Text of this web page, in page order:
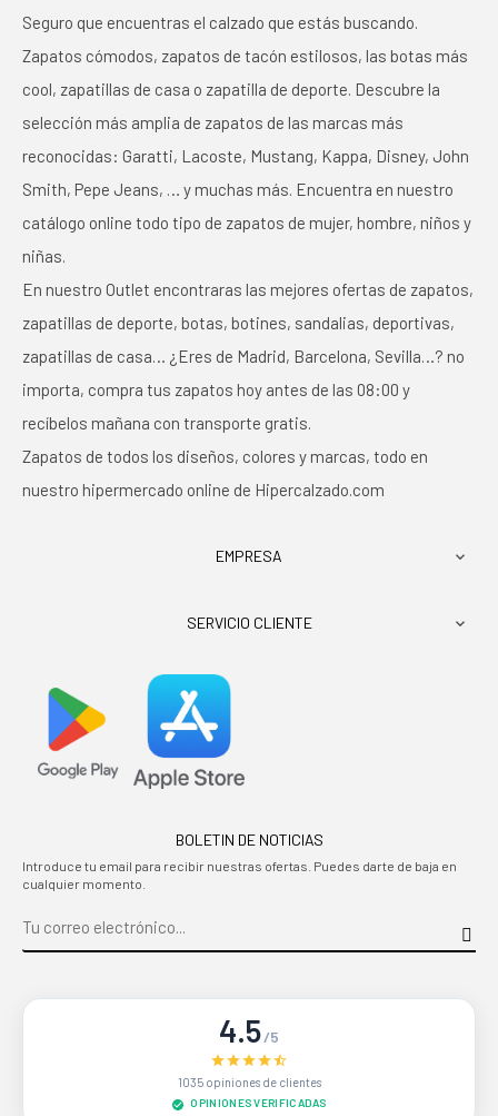
Seguro que encuentras el calzado que estás buscando.
Zapatos cómodos, zapatos de tacón estilosos, las botas más
cool, zapatillas de casa o zapatilla de deporte. Descubre la
selección más amplia de zapatos de las marcas más
reconocidas: Garatti, Lacoste, Mustang, Kappa, Disney, John
Smith, Pepe Jeans, … y muchas más. Encuentra en nuestro
catálogo online todo tipo de zapatos de mujer, hombre, niños y
niñas.
En nuestro Outlet encontraras las mejores ofertas de zapatos,
zapatillas de deporte, botas, botines, sandalias, deportivas,
zapatillas de casa… ¿Eres de Madrid, Barcelona, Sevilla…? no
importa, compra tus zapatos hoy antes de las 08:00 y
recíbelos mañana con transporte gratis.
Zapatos de todos los diseños, colores y marcas, todo en
nuestro hipermercado online de Hipercalzado.com
EMPRESA 
SERVICIO CLIENTE 
BOLETIN DE NOTICIAS
Introduce tu email para recibir nuestras ofertas. Puedes darte de baja en
cualquier momento.
4.5/5
1035 opiniones de clientes
OPINIONES VERIFICADAS